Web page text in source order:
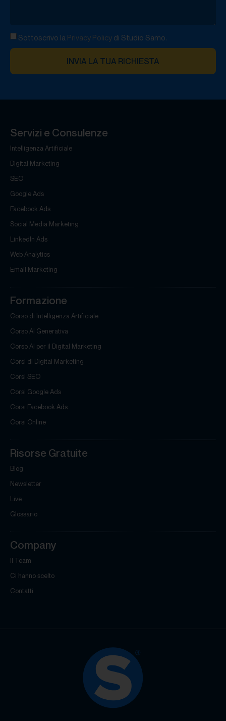
Sottoscrivo la Privacy Policy di Studio Samo.
INVIA LA TUA RICHIESTA
Servizi e Consulenze
Intelligenza Artificiale
Digital Marketing
SEO
Google Ads
Facebook Ads
Social Media Marketing
LinkedIn Ads
Web Analytics
Email Marketing
Formazione
Corso di Intelligenza Artificiale
Corso AI Generativa
Corso AI per il Digital Marketing
Corsi di Digital Marketing
Corsi SEO
Corsi Google Ads
Corsi Facebook Ads
Corsi Online
Risorse Gratuite
Blog
Newsletter
Live
Glossario
Company
Il Team
Ci hanno scelto
Contatti